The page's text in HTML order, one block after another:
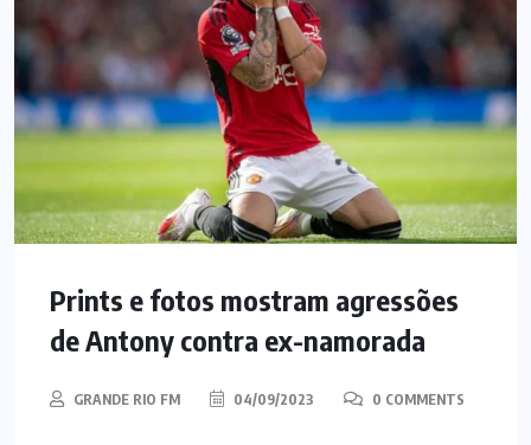
Prints e fotos mostram agressões
de Antony contra ex-namorada
GRANDE RIO FM 04/09/2023 0 COMMENTS